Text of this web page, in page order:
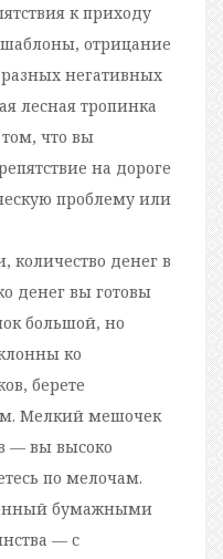
к приходу
отрицание
негативных
лесная тропинка
том, что вы
на дороге
проблему или
денег в
денег вы готовы
большой, но
ко
берете
Мелкий мешочек
— вы высоко
по мелочам.
бумажными
— с